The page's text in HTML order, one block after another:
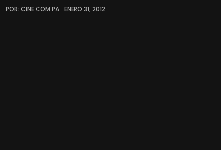
POR: CINE.COM.PA ENERO 31, 2012